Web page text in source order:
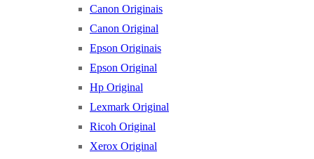
Canon Originais
Canon Original
Epson Originais
Epson Original
Hp Original
Lexmark Original
Ricoh Original
Xerox Original